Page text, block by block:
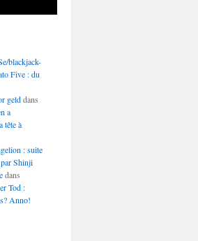
blackjack-
Five : du
gelddans
a
tête à
: suite
Shinji
dans
Tod :
Anno!